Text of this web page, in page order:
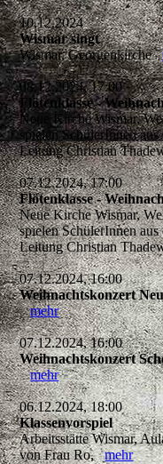
10.12.2024
Wismar singt
Wismar, Georgenkirche
08.12.2024, 17:00
Flötenklasse -
Neue Kirche Wismar,
spielen SchülerInnen
Leitung Christian
07.12.2024, 17:00
Flötenklasse -
Neue Kirche Wismar,
spielen SchülerInnen
Leitung Christian
07.12.2024, 16:00
Weihnachtskonzert
mehr
07.12.2024, 16:00
Weihnachtskonzert
mehr
06.12.2024, 18:00
Klassenvorspiel
Arbeitsstätte Wismar,
von Frau Ro,mehr